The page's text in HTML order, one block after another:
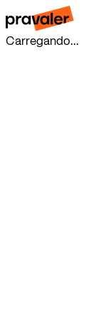
Carregando...